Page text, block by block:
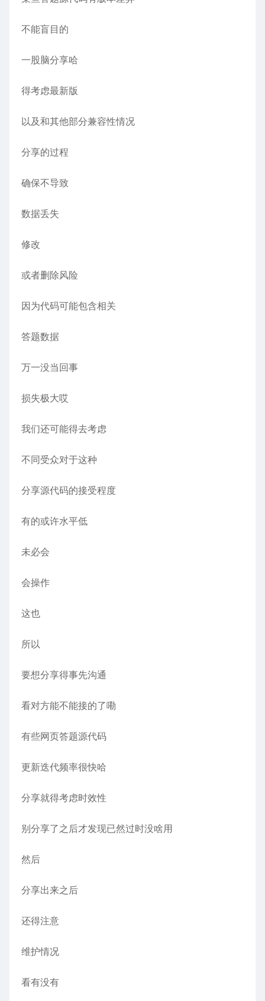
不能盲目的
一股脑分享哈
得考虑最新版
以及和其他部分兼容性情况
分享的过程
确保不导致
数据丢失
修改
或者删除风险
因为代码可能包含相关
答题数据
万一没当回事
损失极大哎
我们还可能得去考虑
不同受众对于这种
分享源代码的接受程度
有的或许水平低
未必会
会操作
这也
所以
要想分享得事先沟通
看对方能不能接的了嘞
有些网页答题源代码
更新迭代频率很快哈
分享就得考虑时效性
别分享了之后才发现已然过时没啥用
然后
分享出来之后
还得注意
维护情况
看有没有